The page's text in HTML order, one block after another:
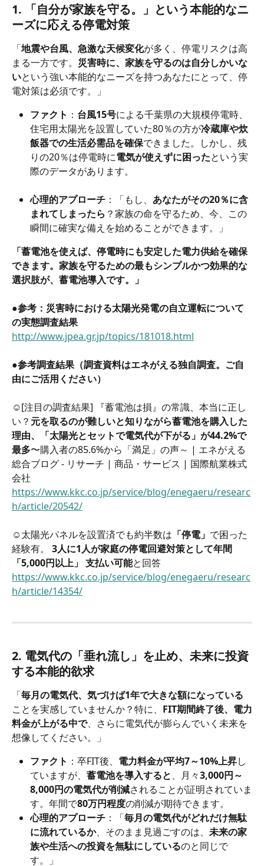
1. 「自分が家族を守る。」という本能的なニ
ーズに応える停電対策
「地震や台風、急激な天候変化が多く、停電リスクは高
まる一方です。 災害時に、家族を守るのは自分しかいな
いという強い本能的なニーズを持つあなたにとって、停
電対策は必須です。」
ファクト ： 台風15号による千葉県の大規模停電時、
住宅用太陽光を設置していた80％の方が冷蔵庫や炊
飯器での生活必需品を確保できました。しかし、残
りの20％は停電時に電気が使えずに困ったという実
際のデータがあります。
心理的アプローチ ：「もし、 あなたがその20％に含
まれてしまったら ？家族の命を守るため、今、この
瞬間に確実な備えを始めることができます。」
「蓄電池を使えば、停電時にも安定した電力供給を確保
できます。家族を守るための最もシンプルかつ効果的な
選択肢が、蓄電池導入です。」
●参考：災害時における太陽光発電の自立運転について
の実態調査結果
http://www.jpea.gr.jp/topics/181018.html
●参考調査結果（調査資料はエネがえる独自調査。ご自
由にご活用ください）
☺️[注目の調査結果] 『蓄電池は損』の常識、本当に正し
い？元を取るのが難しいと知りながら蓄電池を購入した
理由、「太陽光とセットで電気代が下がる」が44.2%で
最多〜購入者の85.6%から「満足」の声～ | エネがえる
総合ブログ - リサーチ | 商品・サービス | 国際航業株式
会社
https://www.kkc.co.jp/service/blog/enegaeru/researc
h/article/20542/
☺️太陽光パネルを設置済でも約半数は 「停電」 で困った
経験有。 3人に1人が家庭の停電回避対策として年間
「5,000円以上」 支払い可能と回答
https://www.kkc.co.jp/service/blog/enegaeru/researc
h/article/14354/
2. 電気代の「垂れ流し」を止め、未来に投資
する本能的欲求
「毎月の電気代、気づけば1年で大きな額になっている
ことを実感していませんか？特に、 FIT期間終了後、電力
料金が上がる中で、さらに電気代が膨らんでいく未来を
想像してください。」
ファクト ：卒FIT後、 電力料金が平均7～10%上昇し
ていますが、 蓄電池を導入すると、月々3,000円～
8,000円の電気代が削減されることが証明されていま
す。年間で80万円程度の削減が期待できます。
心理的アプローチ ：「毎月の電気代がどれだけ無駄
に流れているか、そのまま見過ごすのは、 未来の家
族や生活への投資を無駄にしているのと同じで
す。」